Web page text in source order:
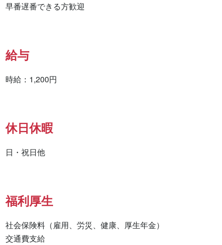
早番遅番できる方歓迎
給与
時給：1,200円
休日休暇
日・祝日他
福利厚生
社会保険料（雇用、労災、健康、厚生年金）
交通費支給